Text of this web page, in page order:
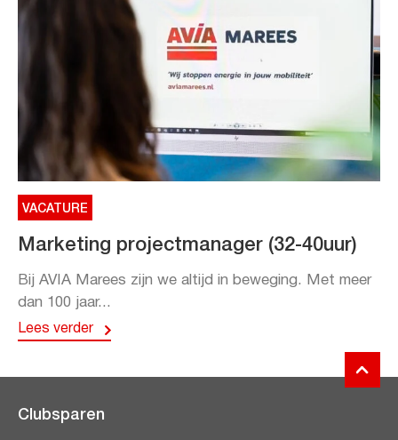
VACATURE
Marketing projectmanager (32-40uur)
Bij AVIA Marees zijn we altijd in beweging. Met meer
dan 100 jaar...
Lees verder
Clubsparen